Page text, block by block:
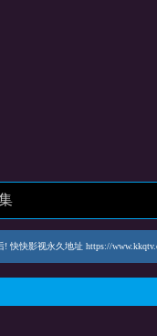
快影视永久地址 https://